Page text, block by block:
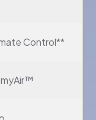
Control**